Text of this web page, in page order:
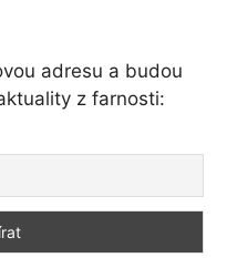
adresu a budou
z farnosti: